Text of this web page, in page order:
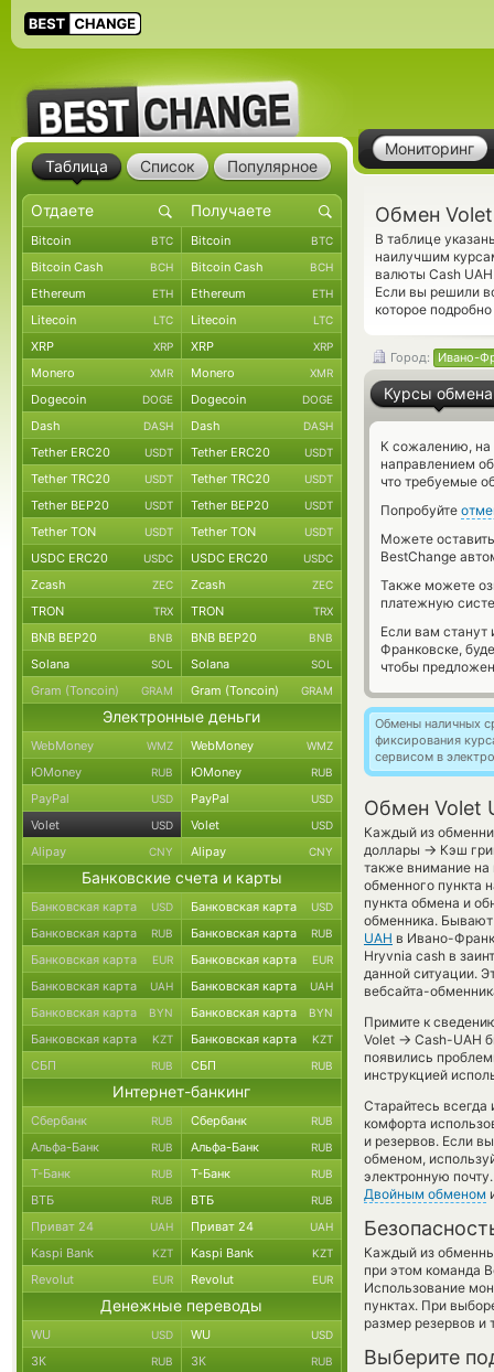
Мониторинг
Обмен
В таблице
наилучшим
валюты Cash
Если вы решили
которое
Город: Ивано-
Курсы обмена
К сожалению, на
направлением
что требуемые
Попробуйте
Можете
BestChange
Также можете
платежную
Если вам
Франковске,
чтобы
Обмены наличных
фиксирования
сервисом в
Обмен Volet
Каждый из
доллары → Кэш
также внимание на
обменного пункта
пункта обмена и
обменника. Бывают
UAH в Ивано-
Hryvnia cash в
данной ситуации.
вебсайта-
Примите к
Volet → Cash-UAH
появились
инструкцией
Старайтесь всегда
комфорта
и резервов. Если
обменом,
электронную
Двойным обменом
Каждый из
при этом команда
Использование
пунктах. При
размер резервов и
Выберите
Таблица Список Популярное
Bitcoin BTC Bitcoin BTC
Bitcoin Cash BCH Bitcoin Cash BCH
Ethereum ETH Ethereum ETH
Litecoin LTC Litecoin LTC
XRP XRP XRP XRP
Monero XMR Monero XMR
Dogecoin DOGE Dogecoin DOGE
Dash DASH Dash DASH
Tether ERC20 USDT Tether ERC20 USDT
Tether TRC20 USDT Tether TRC20 USDT
Tether BEP20 USDT Tether BEP20 USDT
Tether TON USDT Tether TON USDT
USDC ERC20 USDC USDC ERC20 USDC
Zcash ZEC Zcash ZEC
TRON TRX TRON TRX
BNB BEP20 BNB BNB BEP20 BNB
Solana SOL Solana SOL
Gram (Toncoin) GRAM Gram (Toncoin) GRAM
Электронные деньги
WebMoney WMZ WebMoney WMZ
ЮMoney RUB ЮMoney RUB
PayPal USD PayPal USD
Volet USD Volet USD
Alipay CNY Alipay CNY
Банковские счета и карты
Банковская карта USD Банковская карта USD
Банковская карта RUB Банковская карта RUB
Банковская карта EUR Банковская карта EUR
Банковская карта UAH Банковская карта UAH
Банковская карта BYN Банковская карта BYN
Банковская карта KZT Банковская карта KZT
СБП RUB СБП RUB
Интернет-банкинг
Сбербанк RUB Сбербанк RUB
Альфа-Банк RUB Альфа-Банк RUB
Т-Банк RUB Т-Банк RUB
ВТБ RUB ВТБ RUB
Приват 24 UAH Приват 24 UAH
Kaspi Bank KZT Kaspi Bank KZT
Revolut EUR Revolut EUR
Денежные переводы
WU USD WU USD
ЗК RUB ЗК RUB